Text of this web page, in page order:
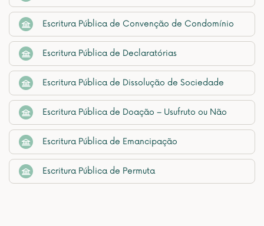
Escritura Pública de Convenção de Condomínio
Escritura Pública de Declaratórias
Escritura Pública de Dissolução de Sociedade
Escritura Pública de Doação – Usufruto ou Não
Escritura Pública de Emancipação
Escritura Pública de Permuta